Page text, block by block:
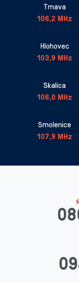
Trnava
106,2 MHz
Hlohovec
103,9 MHz
Skalica
106,0 MHz
Smolenice
107,9 MHz